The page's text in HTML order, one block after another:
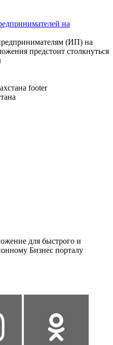
на
(ИП) на
предстоит столкнуться
для быстрого и
Бизнес порталу